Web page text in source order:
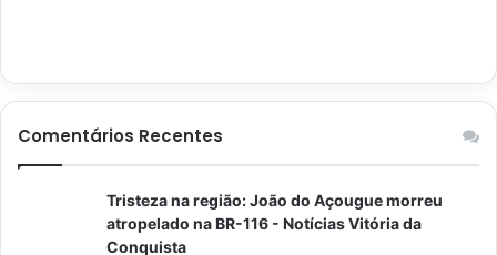
Comentários Recentes
Tristeza na região: João do Açougue morreu
atropelado na BR-116 - Notícias Vitória da
Conquista